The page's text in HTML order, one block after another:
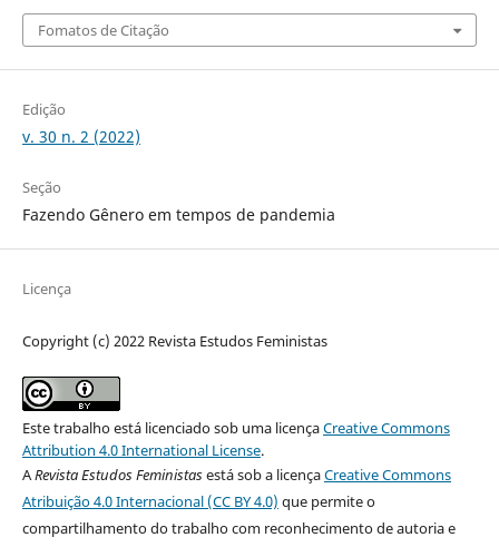
Fomatos de Citação
Edição
v. 30 n. 2 (2022)
Seção
Fazendo Gênero em tempos de pandemia
Licença
Copyright (c) 2022 Revista Estudos Feministas
Este trabalho está licenciado sob uma licençaCreative Commons
Attribution 4.0 International License.
ARevista Estudos Feministasestá sob a licençaCreative Commons
Atribuição 4.0 Internacional (CC BY 4.0) que permite o
compartilhamento do trabalho com reconhecimento de autoria e